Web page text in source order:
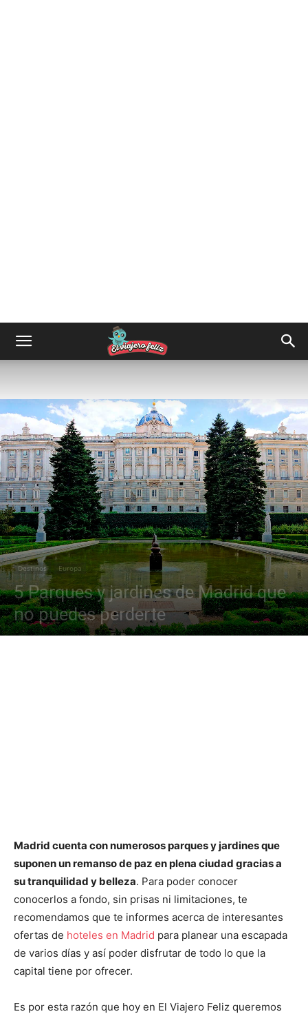
Destinos Europa
5 Parques y jardines de Madrid que
no puedes perderte
Madrid cuenta con numerosos parques y jardines que
suponen un remanso de paz en plena ciudad gracias a
su tranquilidad y belleza. Para poder conocer
conocerlos a fondo, sin prisas ni limitaciones, te
recomendamos que te informes acerca de interesantes
ofertas de hoteles en Madrid para planear una escapada
de varios días y así poder disfrutar de todo lo que la
capital tiene por ofrecer.
Es por esta razón que hoy en El Viajero Feliz queremos